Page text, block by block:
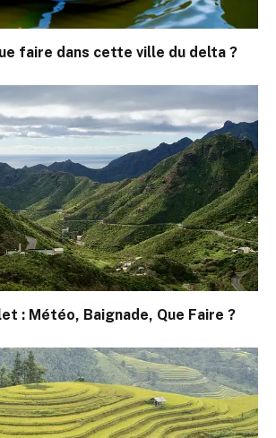
faire dans cette ville du delta ?
: Météo, Baignade, Que Faire ?